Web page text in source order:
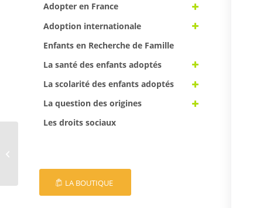
Adopter en France
Adoption internationale
Enfants en Recherche de Famille
La santé des enfants adoptés
La scolarité des enfants adoptés
La question des origines
Les droits sociaux
LA BOUTIQUE